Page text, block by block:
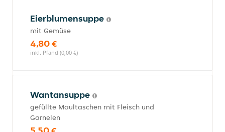
Eierblumensuppe
mit Gemüse
4,80 €
inkl. Pfand (0,00 €)
Wantansuppe
gefüllte Maultaschen mit Fleisch und
Garnelen